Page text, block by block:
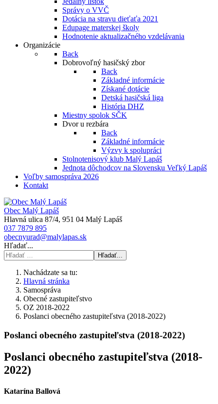
Správy o VVČ
Dotácia na stravu dieťaťa 2021
Edupage materskej školy
Hodnotenie aktualizačného vzdelávania
Organizácie
Back
Dobrovoľný hasičský zbor
Back
Základné informácie
Získané dotácie
Detská hasičská liga
História DHZ
Miestny spolok SČK
Dvor u rezbára
Back
Základné informácie
Výzvy k spolupráci
Stolnotenisový klub Malý Lapáš
Jednota dôchodcov na Slovensku Veľký Lapáš
Voľby samospráva 2026
Kontakt
Obec Malý Lapáš
Hlavná ulica 87/4, 951 04 Malý Lapáš
037 7879 895
obecnyurad@malylapas.sk
Hľadať...
Hľadať...
Nachádzate sa tu:
Hlavná stránka
Samospráva
Obecné zastupiteľstvo
OZ 2018-2022
Poslanci obecného zastupiteľstva (2018-2022)
Poslanci obecného zastupiteľstva (2018-2022)
Poslanci obecného zastupiteľstva (2018-
2022)
Katarína Ballová